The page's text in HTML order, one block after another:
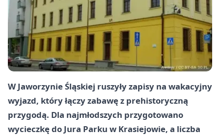
W Jaworzynie Śląskiej ruszyły zapisy na wakacyjny
wyjazd, który łączy zabawę z prehistoryczną
przygodą. Dla najmłodszych przygotowano
wycieczkę do Jura Parku w Krasiejowie, a liczba